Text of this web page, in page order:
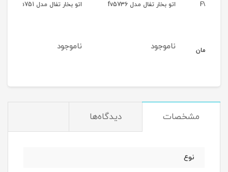
اتو بخار تفال مدل fv5736
ناموجود
اتو بخار تفال مدل FV5751
ناموجود
مشخصات دیدگاه‌ها
نوع